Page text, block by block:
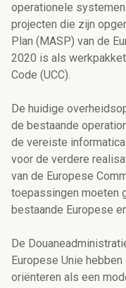
operationele
projecten die zijn
Plan (MASP) van de
2020 is als
Code (UCC).
De huidige
de bestaande
de vereiste
voor de verdere
van de Europese
toepassingen moeten
bestaande Europese
De
Europese Unie
oriënteren als een